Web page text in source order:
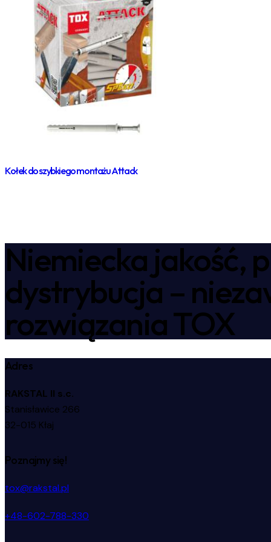
Kołek do szybkiego montażu Attack
Niemiecka jakość,
dystrybucja –
rozwiązania TOX
Adres
RAKSTAL II s.c.
Stanisławice 266
32-015 Kłaj
Poznajmy się!
tox@rakstal.pl
+48-602-788-330